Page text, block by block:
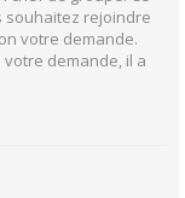
rejoindre
votre demande.
votre demande, il a